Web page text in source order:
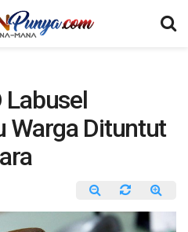
Labusel
Warga Dituntut